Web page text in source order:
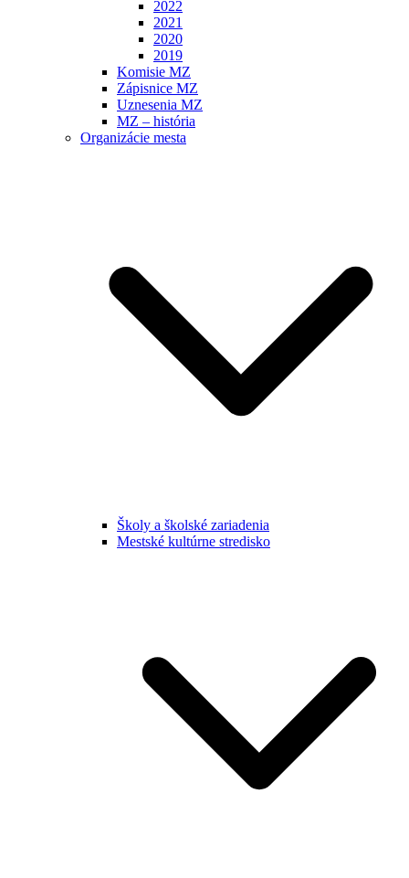
2022
2021
2020
2019
Komisie MZ
Zápisnice MZ
Uznesenia MZ
MZ – história
Organizácie mesta
Školy a školské zariadenia
Mestské kultúrne stredisko